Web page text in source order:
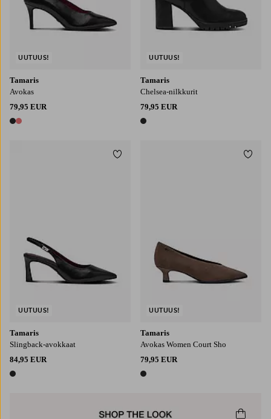
Tamaris
Avokas
79,95 EUR
2 värejä
UUTUUS!
Tamaris
Chelsea-nilkkurit
79,95 EUR
1 väri
UUTUUS!
Tamaris
Slingback-avokkaat
84,95 EUR
1 väri
UUTUUS!
Lisää suosikkeihin
Tamaris
Avokas Women Court Sho
79,95 EUR
1 väri
UUTUUS!